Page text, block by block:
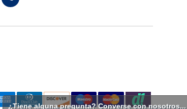
¿Tiene alguna pregunta? Converse con nosotros...